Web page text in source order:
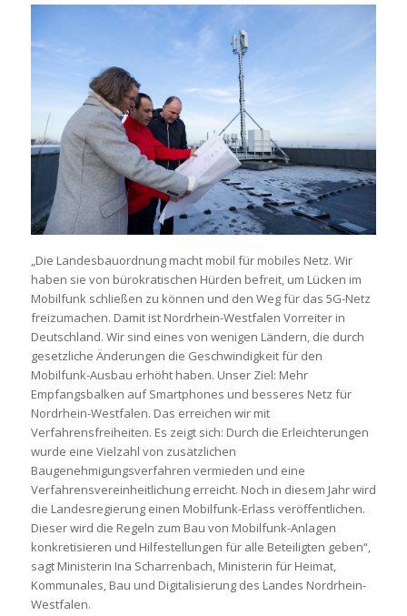
„Die Landesbauordnung macht mobil für mobiles Netz. Wir
haben sie von bürokratischen Hürden befreit, um Lücken im
Mobilfunk schließen zu können und den Weg für das 5G-Netz
freizumachen. Damit ist Nordrhein-Westfalen Vorreiter in
Deutschland. Wir sind eines von wenigen Ländern, die durch
gesetzliche Änderungen die Geschwindigkeit für den
Mobilfunk-Ausbau erhöht haben. Unser Ziel: Mehr
Empfangsbalken auf Smartphones und besseres Netz für
Nordrhein-Westfalen. Das erreichen wir mit
Verfahrensfreiheiten. Es zeigt sich: Durch die Erleichterungen
wurde eine Vielzahl von zusätzlichen
Baugenehmigungsverfahren vermieden und eine
Verfahrensvereinheitlichung erreicht. Noch in diesem Jahr wird
die Landesregierung einen Mobilfunk-Erlass veröffentlichen.
Dieser wird die Regeln zum Bau von Mobilfunk-Anlagen
konkretisieren und Hilfestellungen für alle Beteiligten geben“,
sagt Ministerin Ina Scharrenbach, Ministerin für Heimat,
Kommunales, Bau und Digitalisierung des Landes Nordrhein-
Westfalen.